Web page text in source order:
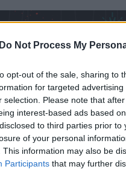
Do Not Process My
opt-out of the sale, sharing to
for targeted
selection. Please note that
interest-based ads based
to third parties prior
of your personal
This information may also be
Participants that may further